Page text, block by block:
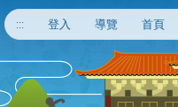
::: 登入 導覽 首頁